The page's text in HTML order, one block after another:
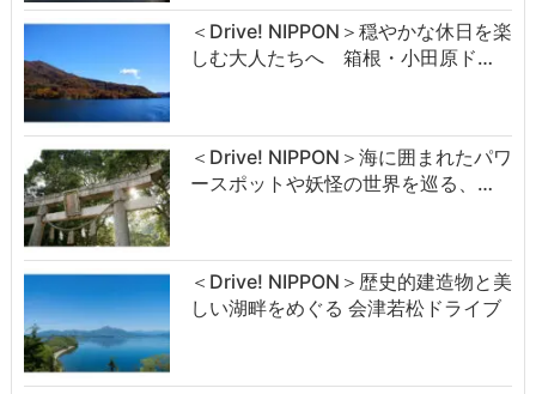
＜Drive! NIPPON＞穏やかな休日を楽
しむ大人たちへ 箱根・小田原ド…
＜Drive! NIPPON＞海に囲まれたパワ
ースポットや妖怪の世界を巡る、…
＜Drive! NIPPON＞歴史的建造物と美
しい湖畔をめぐる 会津若松ドライブ